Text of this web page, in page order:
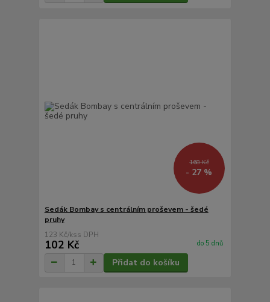
168 Kč
- 27 %
Sedák Bombay s centrálním proševem - šedé
pruhy
123 Kč/ks
102 Kč do 5 dnů
Přidat do košíku